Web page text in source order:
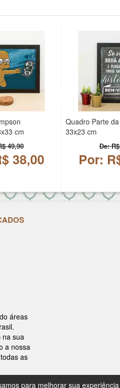
cm
49,90
38,00
Quadro Parte
33x23 cm
De:
Por:
áreas
na sua
a nossa
as
para melhorar sua experiência